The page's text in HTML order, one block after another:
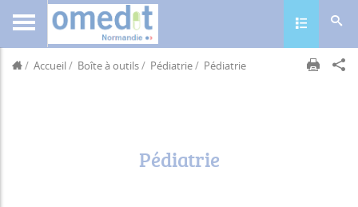
Toggle
Accueil Boîte à outils Pédiatrie Pédiatrie
Pédiatrie